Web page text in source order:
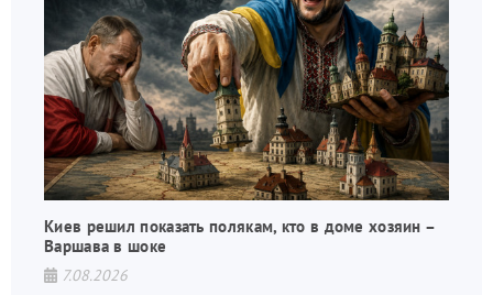
Киев решил показать полякам, кто в доме хозяин –
Варшава в шоке
7.08.2026